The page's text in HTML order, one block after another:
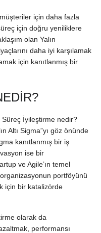
için daha fazla
için doğru yeniliklere
olan Yalın
daha iyi karşılamak
için kanıtlanmış bir
Süreç İyileştirme nedir?
Altı Sigma”yı göz önünde
kanıtlanmış bir iş
ise bir
ve Agile’ın temel
portföyünü
için bir katalizörde
olarak da
performansı